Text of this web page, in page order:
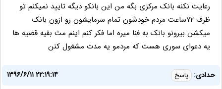
رعایت نکنه بانک مرکزی بگه من این بانکو دیگه تایید نمیکنم تو
ظرف ۷۲ساعت مردم خودشون تمام سرمایشون رو ازون بانک
میکشن بیرونو بانک به فنا میره اما فکر کنم اینم مث بقیه قضیه ها
یه دعوای سوری هست که مردمو یه مدت مشغول کنن
حدادی: پاسخ
۱۳۹۶/۶/۱۱ ۲۲:۱۹:۱۴